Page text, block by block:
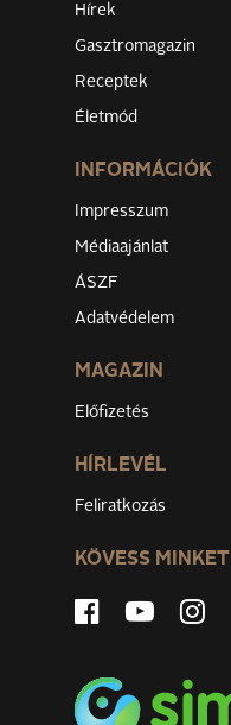
Hírek
Gasztromagazin
Receptek
Életmód
INFORMÁCIÓK
Impresszum
Médiaajánlat
ÁSZF
Adatvédelem
MAGAZIN
Előfizetés
HÍRLEVÉL
Feliratkozás
KÖVESS MINKET